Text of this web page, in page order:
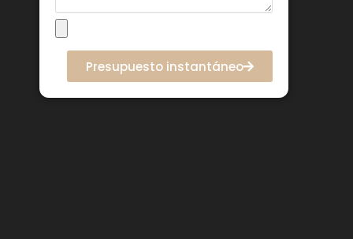
FAQ (Preguntas más frecuentes)
Presupuesto instantáneo